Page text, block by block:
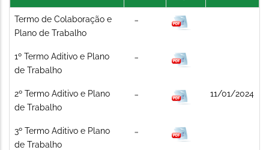
Termo de Colaboração e
Plano de Trabalho
1º Termo Aditivo e Plano
de Trabalho
2º Termo Aditivo e Plano
de Trabalho
11/01/2024
3º Termo Aditivo e Plano
de Trabalho